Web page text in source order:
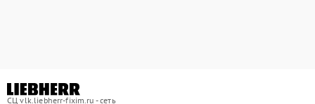
СЦ vlk.liebherr-fixim.ru - сеть